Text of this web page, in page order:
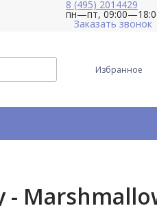
8 (495) 2014429
пн—пт,
Заказать звонок
Избранное